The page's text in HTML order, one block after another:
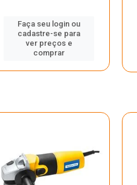
Faça seu login ou
cadastre-se para
ver preços e
comprar